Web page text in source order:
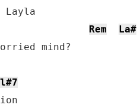
Rem La#
mind?